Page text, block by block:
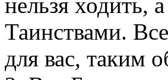
Таинствами.
для вас, таким